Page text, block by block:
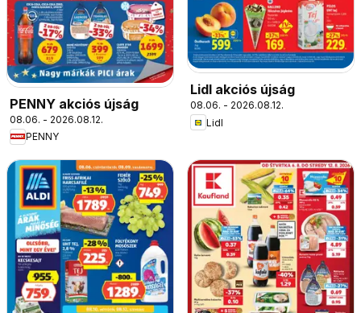
PENNY akciós újság
08.06. - 2026.08.12.
PENNY
Lidl akciós újság
08.06. - 2026.08.12.
Lidl